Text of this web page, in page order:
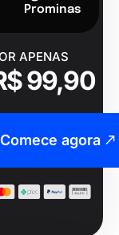
Prominas
APENAS
99,90
Comece agora